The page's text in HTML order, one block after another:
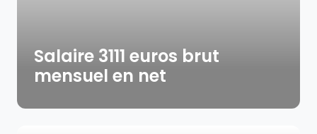
Salaire 3111 euros brut
mensuel en net